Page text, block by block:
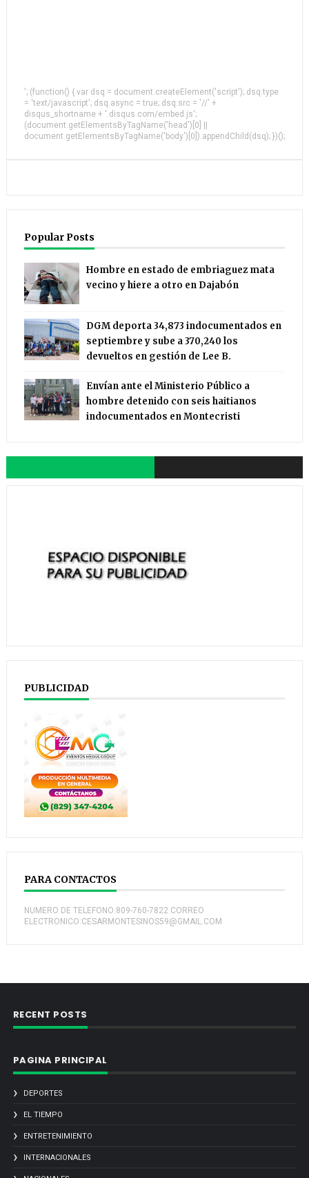
'; (function() { var dsq = document.createElement('script'); dsq.type
= 'text/javascript'; dsq.async = true; dsq.src = '//' +
disqus_shortname + '.disqus.com/embed.js';
(document.getElementsByTagName('head')[0] ||
document.getElementsByTagName('body')[0]).appendChild(dsq); })();
Popular Posts
Hombre en estado de embriaguez mata
vecino y hiere a otro en Dajabón
DGM deporta 34,873 indocumentados en
septiembre y sube a 370,240 los
devueltos en gestión de Lee B.
Envían ante el Ministerio Público a
hombre detenido con seis haitianos
indocumentados en Montecristi
PUBLICIDAD
PARA CONTACTOS
NUMERO DE TELEFONO:809-760-7822 CORREO
ELECTRONICO:CESARMONTESINOS59@GMAIL.COM
RECENT POSTS
PAGINA PRINCIPAL
DEPORTES
EL TIEMPO
ENTRETENIMIENTO
INTERNACIONALES